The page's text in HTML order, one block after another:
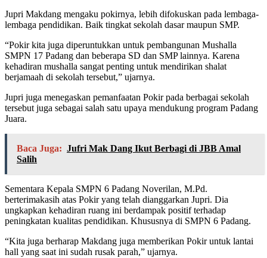
Jupri Makdang mengaku pokirnya, lebih difokuskan pada lembaga-
lembaga pendidikan. Baik tingkat sekolah dasar maupun SMP.
“Pokir kita juga diperuntukkan untuk pembangunan Mushalla
SMPN 17 Padang dan beberapa SD dan SMP lainnya. Karena
kehadiran mushalla sangat penting untuk mendirikan shalat
berjamaah di sekolah tersebut,” ujarnya.
Jupri juga menegaskan pemanfaatan Pokir pada berbagai sekolah
tersebut juga sebagai salah satu upaya mendukung program Padang
Juara.
Baca Juga: Jufri Mak Dang Ikut Berbagi di JBB Amal
Salih
Sementara Kepala SMPN 6 Padang Noverilan, M.Pd.
berterimakasih atas Pokir yang telah dianggarkan Jupri. Dia
ungkapkan kehadiran ruang ini berdampak positif terhadap
peningkatan kualitas pendidikan. Khususnya di SMPN 6 Padang.
“Kita juga berharap Makdang juga memberikan Pokir untuk lantai
hall yang saat ini sudah rusak parah,” ujarnya.